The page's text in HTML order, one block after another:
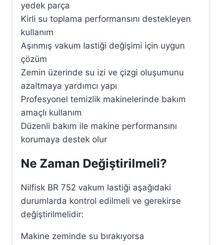
yedek parça
Kirli su toplama performansını destekleyen
kullanım
Aşınmış vakum lastiği değişimi için uygun
çözüm
Zemin üzerinde su izi ve çizgi oluşumunu
azaltmaya yardımcı yapı
Profesyonel temizlik makinelerinde bakım
amaçlı kullanım
Düzenli bakım ile makine performansını
korumaya destek olur
Ne Zaman Değiştirilmeli?
Nilfisk BR 752 vakum lastiği aşağıdaki
durumlarda kontrol edilmeli ve gerekirse
değiştirilmelidir:
Makine zeminde su bırakıyorsa